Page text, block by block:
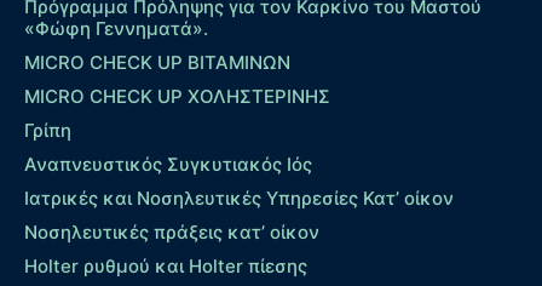
Πρόγραμμα Πρόληψης για τον Καρκίνο του Μαστού
«Φώφη Γεννηματά».
MICRO CHECK UP ΒΙΤΑΜΙΝΩΝ
MICRO CHECK UP ΧΟΛΗΣΤΕΡΙΝΗΣ
Γρίπη
Αναπνευστικός Συγκυτιακός Ιός
Ιατρικές και Νοσηλευτικές Υπηρεσίες Κατ’ οίκον
Νοσηλευτικές πράξεις κατ’ οίκον
Holter ρυθμού και Holter πίεσης